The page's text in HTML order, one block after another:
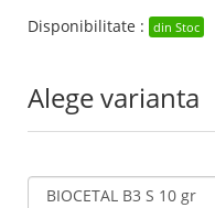
Disponibilitate : din Stoc
Alege varianta